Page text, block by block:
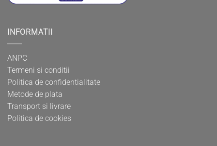
INFORMATII
ANPC
Termeni si conditii
Politica de confidentialitate
Metode de plata
Transport si livrare
Politica de cookies